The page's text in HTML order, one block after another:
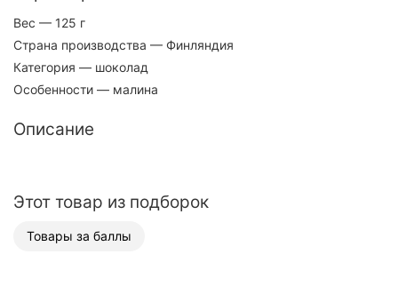
Вес — 125 г
Страна производства — Финляндия
Категория — шоколад
Особенности — малина
Описание
Этот товар из подборок
Товары за баллы